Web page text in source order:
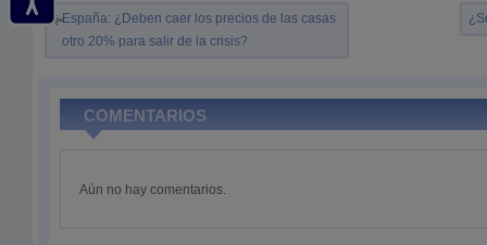
España: ¿Deben caer los precios de las casas
otro 20% para salir de la crisis?
COMENTARIOS
Aún no hay comentarios.